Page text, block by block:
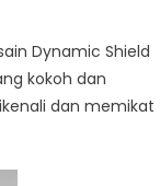
Dynamic Shield
kokoh dan
dan memikat